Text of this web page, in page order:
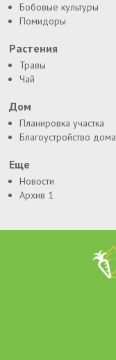
Бобовые культуры
Помидоры
Растения
Травы
Чай
Дом
Планировка участка
Благоустройство дома
Еще
Новости
Архив 1